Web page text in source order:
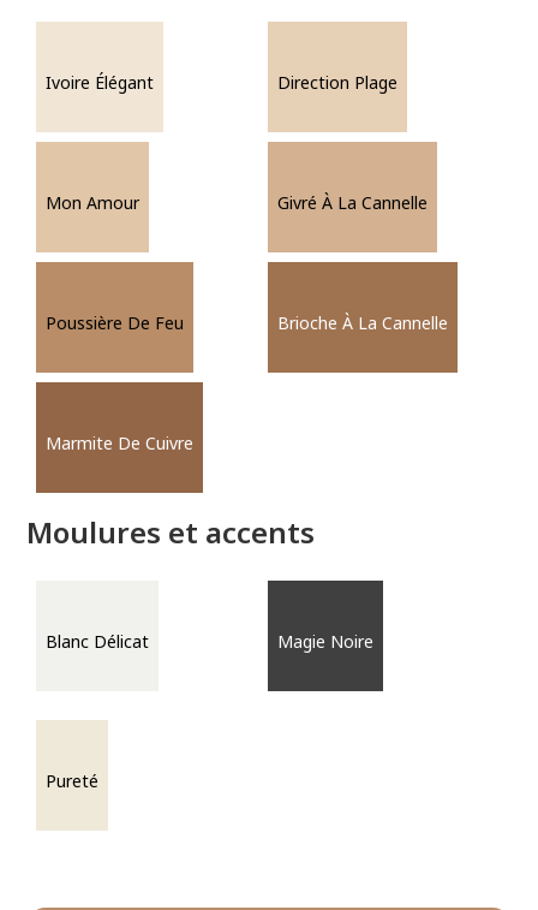
Ivoire Élégant Direction Plage
Mon Amour Givré À La Cannelle
Poussière De Feu Brioche À La Cannelle
Marmite De Cuivre
Moulures et accents
Blanc Délicat Magie Noire
Pureté